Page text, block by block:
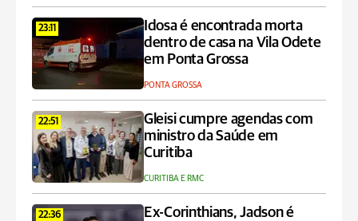
23:11
Idosa é encontrada morta
dentro de casa na Vila Odete
em Ponta Grossa
PONTA GROSSA
22:51
Gleisi cumpre agendas com
ministro da Saúde em
Curitiba
CURITIBA E RMC
22:36
Ex-Corinthians, Jadson é